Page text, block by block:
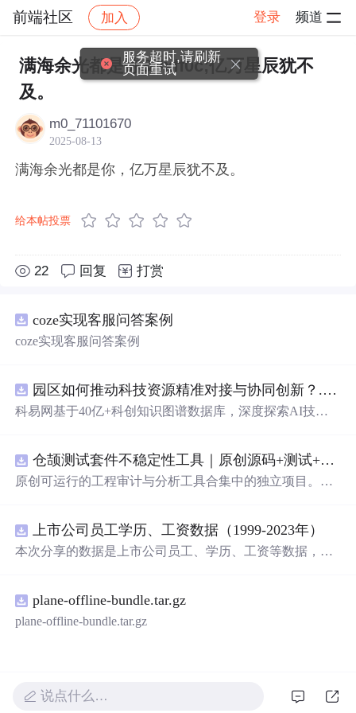
前端社区 加入 登录 频道
社区 前端社区 感慨 帖子详情
满海余光都是你&#xff0c;亿万星辰犹不
及。
m0_71101670
2025-08-13
满海余光都是你，亿万星辰犹不及。
给本帖投票
22 回复 打赏
coze实现客服问答案例
coze实现客服问答案例
园区如何推动科技资源精准对接与协同创新？.docx
科易网基于40亿+科创知识图谱数据库，深度探索AI技术
新领域的AI+数智化解决方案，推动科技创新与产业创新
智能化发展。
仓颉测试套件不稳定性工具｜原创源码+测试+离线报告
原创可运行的工程审计与分析工具合集中的独立项目。每
VG 报告、1080×720 运行效果图、README、运行说明、
MIT License 与原创授权声明。零第三方运行依赖，不包含
教学演示与二次开发。运行方法：Node.js 18+ 下执行 npm
test 与 npm run report，或启动静态服务器打开 index.html。
上市公司员工学历、工资数据（1999-2023年）
本次分享的数据是上市公司员工、学历、工资等数据，包
有所帮助 一、数据介绍 数据名称：上市公司员工学历、工
资数据 数据范围：A股上市公司 数据年份：1999-2023年
或大专 高中及以下 应付职工薪酬 支付给职工以及为职工
plane-offline-bundle.tar.gz
plane-offline-bundle.tar.gz
说点什么…
服务超时,请刷新
页面重试